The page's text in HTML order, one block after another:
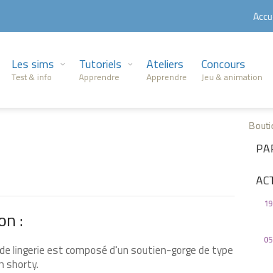
Les sims
Test & info
Tutoriels
Apprendre
Ateliers
Apprendre
Concours
Jeu & animation
:
lingerie est composé d'un soutien-gorge de type
shorty.